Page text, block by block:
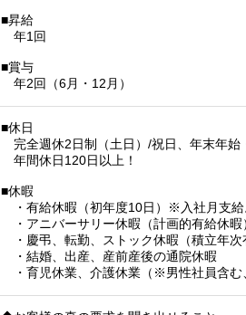
■昇給
年1回
■賞与
年2回（6月・12月）
■休日
完全週休2日制（土日）/祝日、年末年始
年間休日120日以上！
■休暇
・有給休暇（初年度10日）※入社月支給
・アニバーサリー休暇（計画的有給休暇
・慶弔、転勤、ストック休暇（積立年次
・結婚、出産、産前産後の通院休暇
・育児休業、介護休業（※男性社員含む